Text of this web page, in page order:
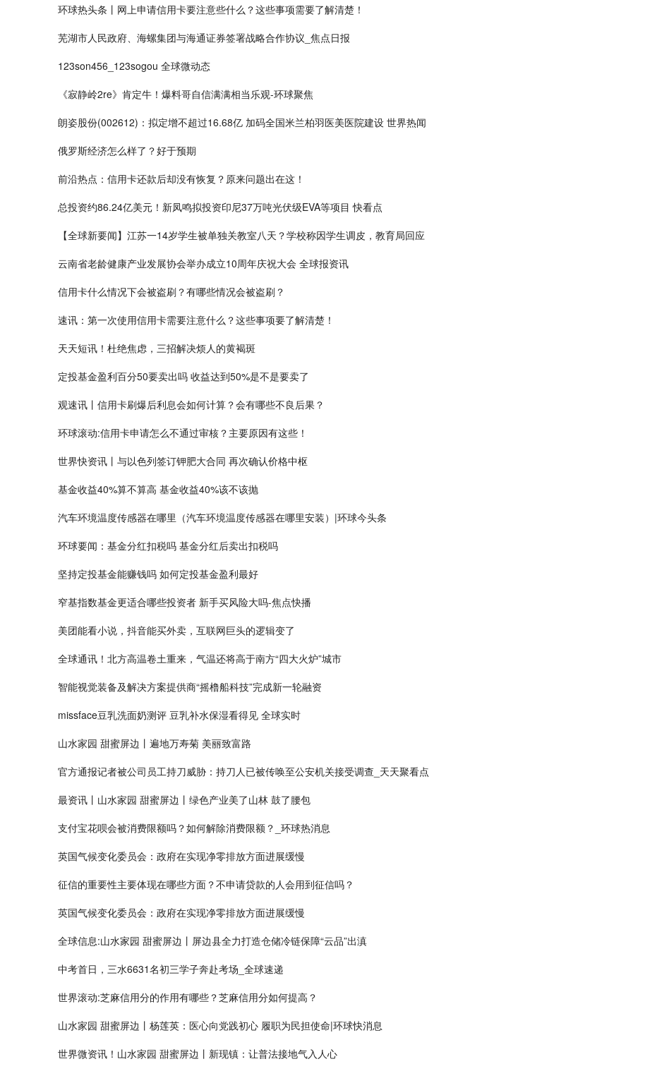
环球热头条丨网上申请信用卡要注意些什么？这些事项需要了解清楚！
芜湖市人民政府、海螺集团与海通证券签署战略合作协议_焦点日报
123son456_123sogou 全球微动态
《寂静岭2re》肯定牛！爆料哥自信满满相当乐观-环球聚焦
朗姿股份(002612)：拟定增不超过16.68亿 加码全国米兰柏羽医美医院建设 世界热闻
俄罗斯经济怎么样了？好于预期
前沿热点：信用卡还款后却没有恢复？原来问题出在这！
总投资约86.24亿美元！新凤鸣拟投资印尼37万吨光伏级EVA等项目 快看点
【全球新要闻】江苏一14岁学生被单独关教室八天？学校称因学生调皮，教育局回应
云南省老龄健康产业发展协会举办成立10周年庆祝大会 全球报资讯
信用卡什么情况下会被盗刷？有哪些情况会被盗刷？
速讯：第一次使用信用卡需要注意什么？这些事项要了解清楚！
天天短讯！杜绝焦虑，三招解决烦人的黄褐斑
定投基金盈利百分50要卖出吗 收益达到50%是不是要卖了
观速讯丨信用卡刷爆后利息会如何计算？会有哪些不良后果？
环球滚动:信用卡申请怎么不通过审核？主要原因有这些！
世界快资讯丨与以色列签订钾肥大合同 再次确认价格中枢
基金收益40%算不算高 基金收益40%该不该抛
汽车环境温度传感器在哪里（汽车环境温度传感器在哪里安装）|环球今头条
环球要闻：基金分红扣税吗 基金分红后卖出扣税吗
坚持定投基金能赚钱吗 如何定投基金盈利最好
窄基指数基金更适合哪些投资者 新手买风险大吗-焦点快播
美团能看小说，抖音能买外卖，互联网巨头的逻辑变了
全球通讯！北方高温卷土重来，气温还将高于南方“四大火炉”城市
智能视觉装备及解决方案提供商“摇橹船科技”完成新一轮融资
missface豆乳洗面奶测评 豆乳补水保湿看得见 全球实时
山水家园 甜蜜屏边丨遍地万寿菊 美丽致富路
官方通报记者被公司员工持刀威胁：持刀人已被传唤至公安机关接受调查_天天聚看点
最资讯丨山水家园 甜蜜屏边丨绿色产业美了山林 鼓了腰包
支付宝花呗会被消费限额吗？如何解除消费限额？_环球热消息
英国气候变化委员会：政府在实现净零排放方面进展缓慢
征信的重要性主要体现在哪些方面？不申请贷款的人会用到征信吗？
英国气候变化委员会：政府在实现净零排放方面进展缓慢
全球信息:山水家园 甜蜜屏边丨屏边县全力打造仓储冷链保障“云品”出滇
中考首日，三水6631名初三学子奔赴考场_全球速递
世界滚动:芝麻信用分的作用有哪些？芝麻信用分如何提高？
山水家园 甜蜜屏边丨杨莲英：医心向党践初心 履职为民担使命|环球快消息
世界微资讯！山水家园 甜蜜屏边丨新现镇：让普法接地气入人心